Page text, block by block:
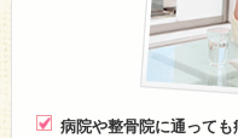
病院や整骨院に通って